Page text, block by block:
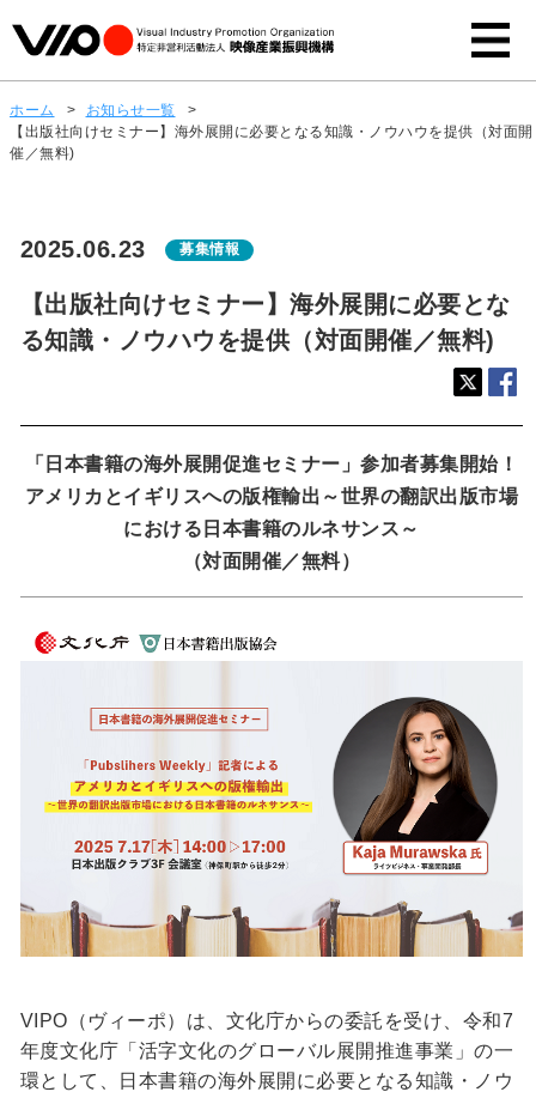
ホーム > お知らせ一覧
>
【出版社向けセミナー】海外展開に必要となる知識・ノウハウを提供（対面開
催／無料)
2025.06.23 募集情報
【出版社向けセミナー】海外展開に必要とな
る知識・ノウハウを提供（対面開催／無料)
「日本書籍の海外展開促進セミナー」参加者募集開始！
アメリカとイギリスへの版権輸出～世界の翻訳出版市場
における日本書籍のルネサンス～
（対面開催／無料）
VIPO（ヴィーポ）は、文化庁からの委託を受け、令和7
年度文化庁「活字文化のグローバル展開推進事業」の一
環として、日本書籍の海外展開に必要となる知識・ノウ